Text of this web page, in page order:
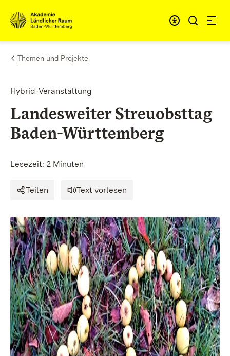
Zum Inhalt springen
Link zur Startseite
Themen und Projekte
Hybrid-Veranstaltung
Landesweiter Streuobsttag
Baden-Württemberg
Lesezeit: 2 Minuten
Teilen Text vorlesen